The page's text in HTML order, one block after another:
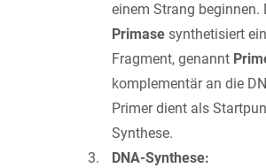
einem Strang beginnen.
Primase synthetisiert
Fragment, genannt
komplementär an die
Primer dient als
Synthese.
DNA-Synthese: